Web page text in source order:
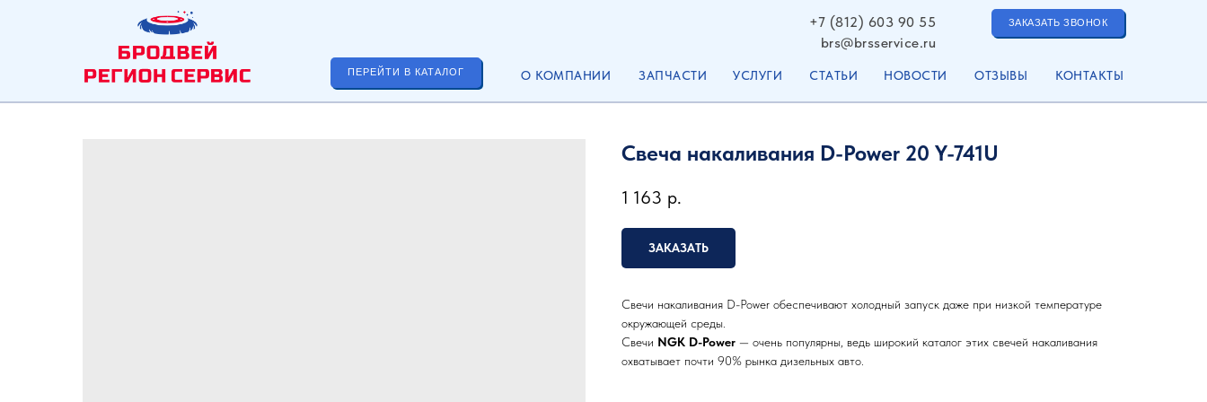
ПЕРЕЙТИ В КАТАЛОГ НОВОСТИ
О КОМПАНИИ КОНТАКТЫ
ОТЗЫВЫ
СТАТЬИ
ЗАКАЗАТЬ ЗВОНОК
+7 (812) 603 90 55
УСЛУГИ
ЗАПЧАСТИ
brs@brsservice.ru
Свеча накаливания D-Power 20 Y-741U
1 163 р.
ЗАКАЗАТЬ
Свечи накаливания D-Power обеспечивают холодный запуск даже при низкой температуре
окружающей среды.
Свечи NGK D-Power — очень популярны, ведь широкий каталог этих свечей накаливания
охватывает почти 90% рынка дизельных авто.